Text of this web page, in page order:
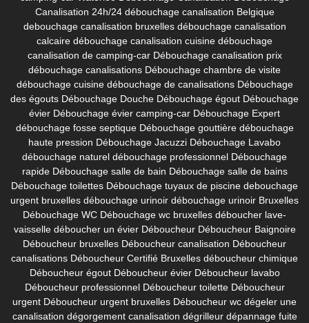
Canalisation 24h/24 débouchage canalisation Belgique
debouchage canalisation bruxelles débouchage canalisation
calcaire débouchage canalisation cuisine débouchage
canalisation de camping-car Débouchage canalisation prix
débouchage canalisations Débouchage chambre de visite
débouchage cuisine débouchage de canalisations Débouchage
des égouts Débouchage Douche Débouchage égout Débouchage
évier Débouchage évier camping-car Débouchage Expert
débouchage fosse septique Débouchage gouttière débouchage
haute pression Débouchage Jacuzzi Débouchage Lavabo
débouchage naturel débouchage professionnel Débouchage
rapide Débouchage salle de bain Débouchage salle de bains
Débouchage toilettes Débouchage tuyaux de piscine debouchage
urgent bruxelles débouchage urinoir débouchage urinoir Bruxelles
Débouchage WC Débouchage wc bruxelles déboucher lave-
vaisselle déboucher un évier Déboucheur Déboucheur Baignoire
Déboucheur bruxelles Déboucheur canalisation Déboucheur
canalisations Déboucheur Certifié Bruxelles déboucheur chimique
Déboucheur égout Déboucheur évier Déboucheur lavabo
Déboucheur professionnel Déboucheur toilette Déboucheur
urgent Déboucheur urgent bruxelles Déboucheur wc dégeler une
canalisation dégorgement canalisation dégrilleur dépannage fuite